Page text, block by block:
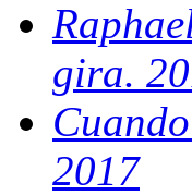
gira.
2017